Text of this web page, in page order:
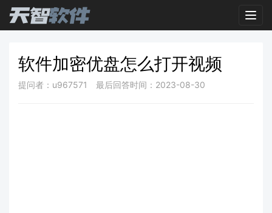
软件加密优盘怎么打开视频
提问者：u967571 最后回答时间：2023-08-30